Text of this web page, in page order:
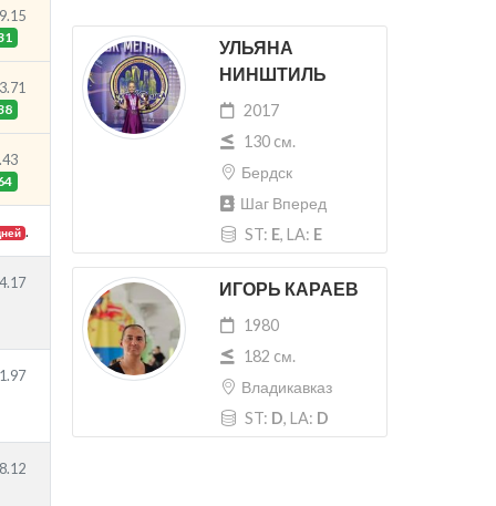
УЛЬЯНА
НИНШТИЛЬ
2017
130 cм.
Бердск
Шаг Вперед
ST: E, LA: E
ИГОРЬ КАРАЕВ
1980
182 cм.
Владикавказ
ST: D, LA: D
.